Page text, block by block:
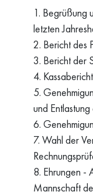
Begrüßung
letzten
Bericht des
Bericht der
und
Wahl der
Ehrungen -
Mannschaft